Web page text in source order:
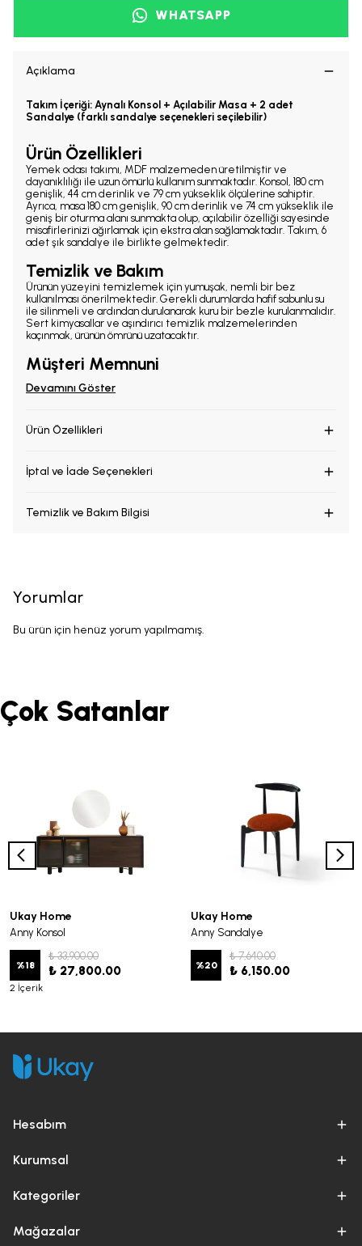
WHATSAPP
Açıklama
Takım İçeriği: Aynalı Konsol + Açılabilir Masa + 2 adet
Sandalye (farklı sandalye seçenekleri seçilebilir)
Ürün Özellikleri
Yemek odası takımı, MDF malzemeden üretilmiştir ve
dayanıklılığı ile uzun ömürlü kullanım sunmaktadır. Konsol, 180 cm
genişlik, 44 cm derinlik ve 79 cm yükseklik ölçülerine sahiptir.
Ayrıca, masa 180 cm genişlik, 90 cm derinlik ve 74 cm yükseklik ile
geniş bir oturma alanı sunmakta olup, açılabilir özelliği sayesinde
misafirlerinizi ağırlamak için ekstra alan sağlamaktadır. Takım, 6
adet şık sandalye ile birlikte gelmektedir.
Temizlik ve Bakım
Ürünün yüzeyini temizlemek için yumuşak, nemli bir bez
kullanılması önerilmektedir. Gerekli durumlarda hafif sabunlu su
ile silinmeli ve ardından durulanarak kuru bir bezle kurulanmalıdır.
Sert kimyasallar ve aşındırıcı temizlik malzemelerinden
kaçınmak, ürünün ömrünü uzatacaktır.
Müşteri Memnuni
Devamını Göster
Ürün Özellikleri
İptal ve İade Seçenekleri
Temizlik ve Bakım Bilgisi
Yorumlar
Bu ürün için henüz yorum yapılmamış.
Çok Satanlar
Ukay Home
Anny Konsol
%18
₺ 33,900.00
₺ 27,800.00
2 İçerik
Ukay Home
Anny Sandalye
%20
₺ 7,640.00
₺ 6,150.00
Hesabım
Kurumsal
Kategoriler
Mağazalar